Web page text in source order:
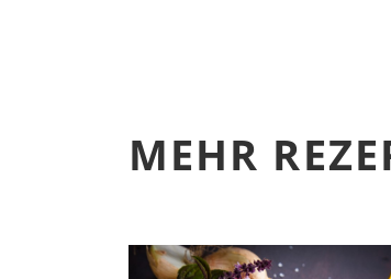
MEHR